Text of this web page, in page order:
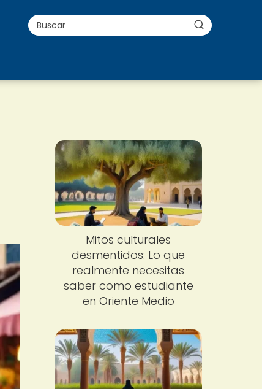
Mitos culturales
desmentidos: Lo que
realmente necesitas
saber como estudiante
en Oriente Medio